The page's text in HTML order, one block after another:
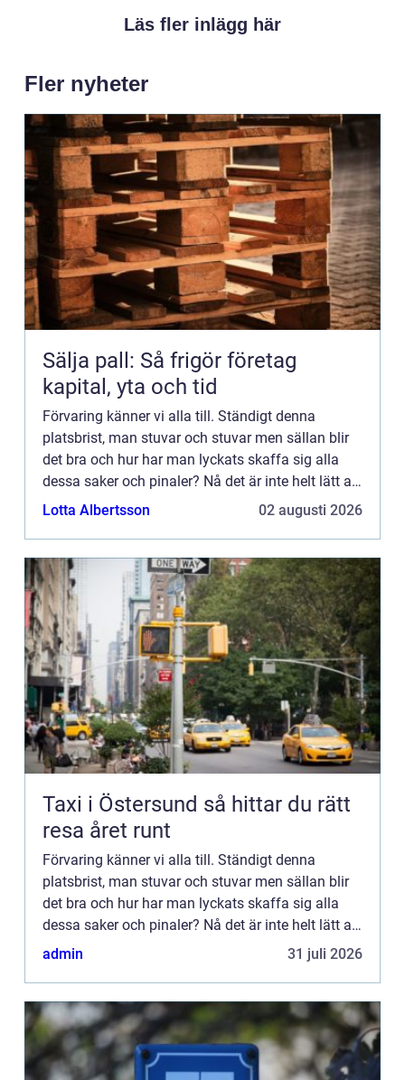
Läs fler inlägg här
Fler nyheter
Sälja pall: Så frigör företag
kapital, yta och tid
Förvaring känner vi alla till. Ständigt denna
platsbrist, man stuvar och stuvar men sällan blir
det bra och hur har man lyckats skaffa sig alla
dessa saker och pinaler? Nå det är inte helt lätt att
svara på. ...
Lotta Albertsson 02 augusti 2026
Taxi i Östersund så hittar du rätt
resa året runt
Förvaring känner vi alla till. Ständigt denna
platsbrist, man stuvar och stuvar men sällan blir
det bra och hur har man lyckats skaffa sig alla
dessa saker och pinaler? Nå det är inte helt lätt att
svara på. ...
admin 31 juli 2026